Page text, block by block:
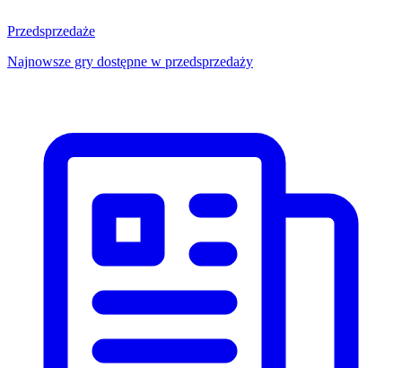
Przedsprzedaże
Najnowsze gry dostępne w przedsprzedaży